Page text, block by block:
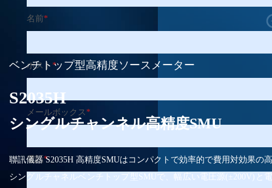
ベンチトップ型高精度ソースメーター
S2035H
シングルチャンネル高精度SMU
聯訊儀器 S2035H 高精度SMUはコンパクトで効率的で費用対効果の
シングルチャネルベンチトップ型SMUで、幅広い電圧源(±200V)と
名前*
ポスト *
メールボックス *
電話*